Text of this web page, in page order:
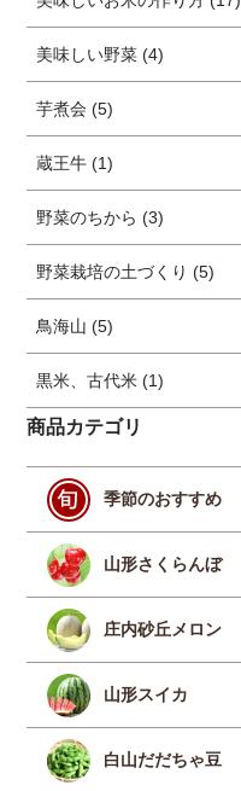
美味しい野菜 (4)
芋煮会 (5)
蔵王牛 (1)
野菜のちから (3)
野菜栽培の土づくり (5)
鳥海山 (5)
黒米、古代米 (1)
商品カテゴリ
季節のおすすめ
山形さくらんぼ
庄内砂丘メロン
山形スイカ
白山だだちゃ豆